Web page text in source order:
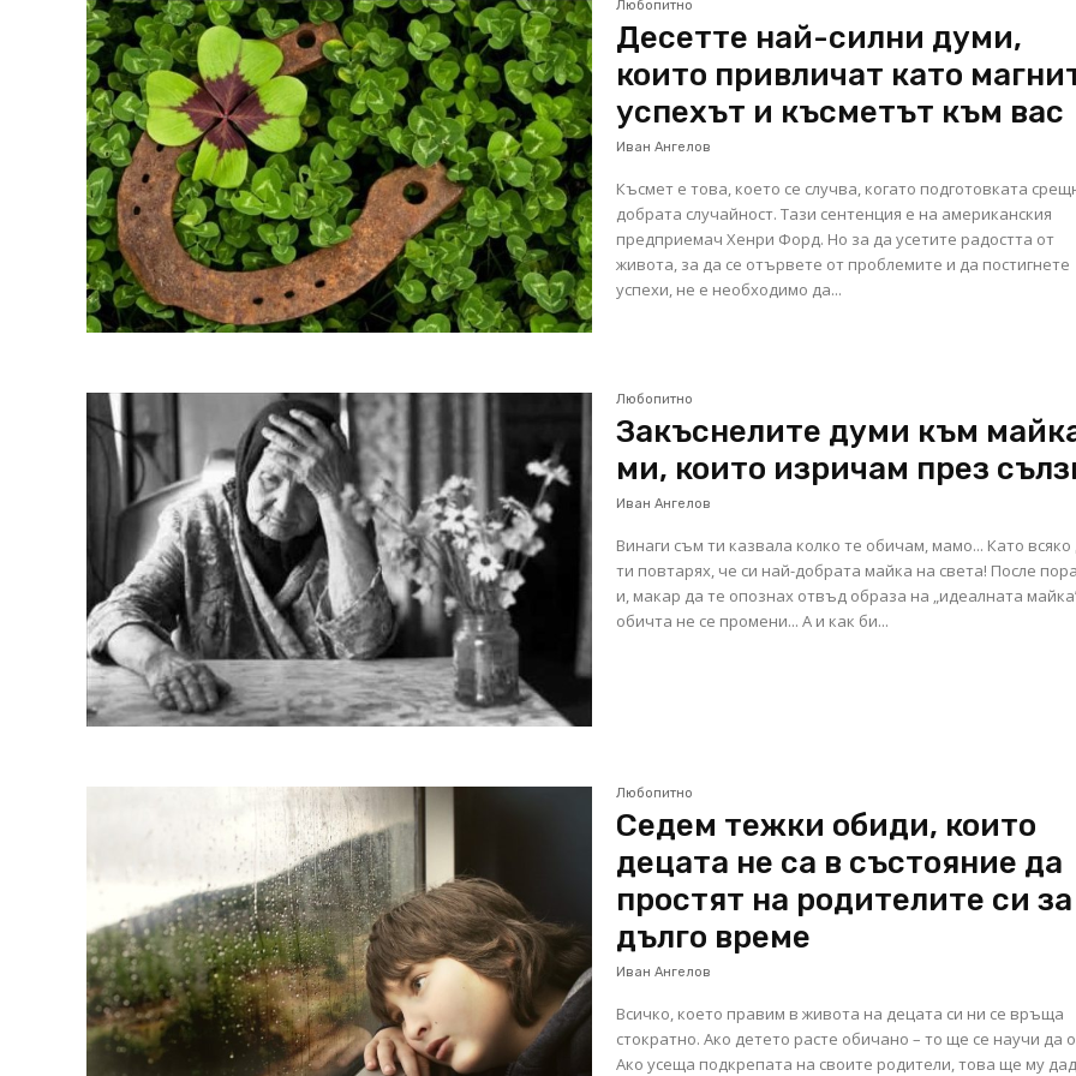
Любопитно
Десетте най-силни думи,
които привличат като
успехът и късметът към вас
Иван Ангелов
Късмет е това, което се случва, когато подготовката
добрата случайност. Тази сентенция е на американския
предприемач Хенри Форд. Но за да усетите радостта от
живота, за да се отървете от проблемите и да постигнете
успехи, не е необходимо да...
Любопитно
Закъснелите думи към
ми, които изричам през
Иван Ангелов
Винаги съм ти казвала колко те обичам, мамо... Като всяко
ти повтарях, че си най-добрата майка на света! После
и, макар да те опознах отвъд образа на „идеалната
обичта не се промени... А и как би...
Любопитно
Седем тежки обиди, които
децата не са в състояние да
простят на родителите си за
дълго време
Иван Ангелов
Всичко, което правим в живота на децата си ни се връща
стократно. Ако детето расте обичано – то ще се научи да
Ако усеща подкрепата на своите родители, това ще му